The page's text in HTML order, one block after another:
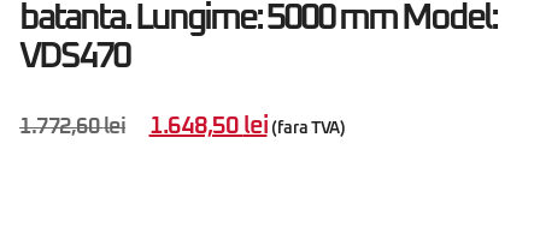
batanta. Lungime: 5000 mm Model:
VDS470
1.772,60lei 1.648,50 lei (fara TVA)